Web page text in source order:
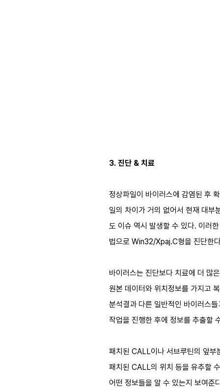
3. 진단 & 치료
정상파일이 바이러스에 감염된 후
일의 차이가 거의 없어서 현재 대부
도 이슈 역시 발생할 수 있다. 이러
법으로 Win32/Xpaj.C형을 진단한
바이러스는 진단보다 치료에 더 많
원본 데이터와 위치정보를 가지고
분석결과 다른 일반적인 바이러스
작업을 진행한 후에 정보를 추출할
패치된 CALL이나 서브루틴의 앞
패치된 CALL의 위치 등을 유추할
어떤 정보들을 알 수 있는지 보여